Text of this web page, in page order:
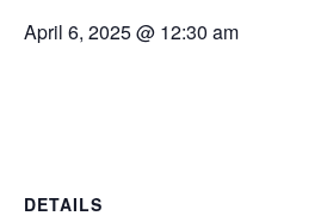
April 6, 2025 @ 12:30 am
DETAILS